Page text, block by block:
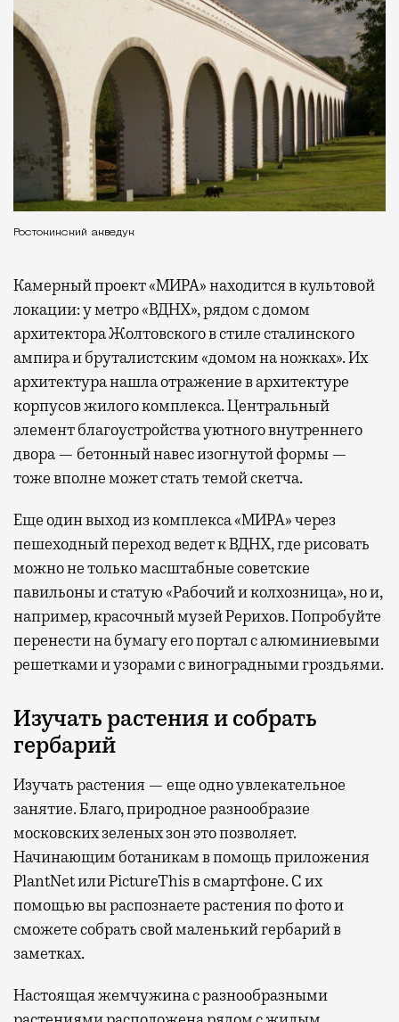
Ростокинский акведук
Камерный проект «МИРА» находится в культовой
локации: у метро «ВДНХ», рядом с домом
архитектора Жолтовского в стиле сталинского
ампира и бруталистским «домом на ножках». Их
архитектура нашла отражение в архитектуре
корпусов жилого комплекса. Центральный
элемент благоустройства уютного внутреннего
двора — бетонный навес изогнутой формы —
тоже вполне может стать темой скетча.
Еще один выход из комплекса «МИРА» через
пешеходный переход ведет к ВДНХ, где рисовать
можно не только масштабные советские
павильоны и статую «Рабочий и колхозница», но и,
например, красочный музей Рерихов. Попробуйте
перенести на бумагу его портал с алюминиевыми
решетками и узорами с виноградными гроздьями.
Изучать растения и собрать
гербарий
Изучать растения — еще одно увлекательное
занятие. Благо, природное разнообразие
московских зеленых зон это позволяет.
Начинающим ботаникам в помощь приложения
PlantNet или PictureThis в смартфоне. С их
помощью вы распознаете растения по фото и
сможете собрать свой маленький гербарий в
заметках.
Настоящая жемчужина с разнообразными